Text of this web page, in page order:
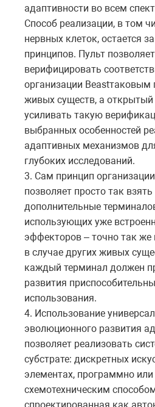
адаптивности во всем
Способ реализации, в том
нервных клеток, остается
принципов. Пульт
верифицировать
организации Beastтаковым
живых существ, а открытый
усиливать такую
выбранных особенностей
адаптивных механизмов
глубоких исследований.
3. Сам принцип
позволяет просто так
дополнительные
использующих уже
эффекторов – точно так
в случае других живых
каждый терминал должен
развития
использования.
4. Использование
эволюционного развития
позволяет реализовать
субстрате: дискретных
элементах, программно
схемотехническим